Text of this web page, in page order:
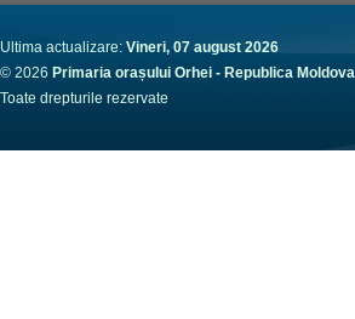
Ultima actualizare: Vineri, 07 august 2026
© 2026 Primaria orașului Orhei - Republica Moldova
Toate drepturile rezervate